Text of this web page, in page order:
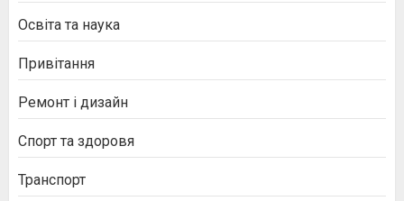
Освіта та наука
Привітання
Ремонт і дизайн
Спорт та здоровя
Транспорт